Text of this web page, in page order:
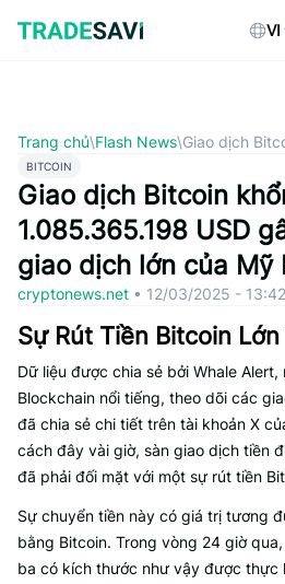
qua
nội
VI
Trang chủ\Flash News\Giao dịch
BITCOIN
Giao dịch Bitcoin
1.085.365.198 USD
giao dịch lớn của Mỹ
cryptonews.net • 12/03/2025 -
Sự Rút Tiền Bitcoin
Dữ liệu được chia sẻ bởi Whale
Blockchain nổi tiếng, theo dõi các
đã chia sẻ chi tiết trên tài khoản X
cách đây vài giờ, sàn giao dịch tiền
đã phải đối mặt với một sự rút tiền
Sự chuyển tiền này có giá trị tương
bằng Bitcoin. Trong vòng 24 giờ
ba có kích thước như vậy được thực